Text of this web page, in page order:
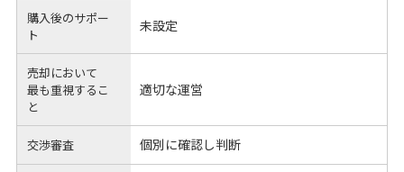
購入後のサポー
ト
未設定
売却において
最も重視するこ
と
適切な運営
交渉審査 個別に確認し判断